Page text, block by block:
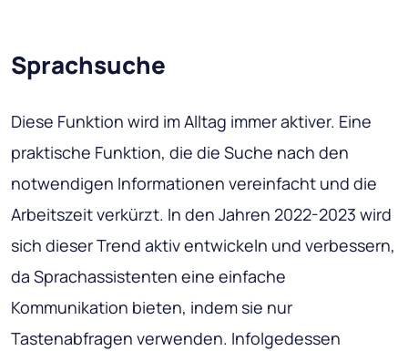
Sprachsuche
Diese Funktion wird im Alltag immer aktiver. Eine
praktische Funktion, die die Suche nach den
notwendigen Informationen vereinfacht und die
Arbeitszeit verkürzt. In den Jahren 2022-2023 wird
sich dieser Trend aktiv entwickeln und verbessern,
da Sprachassistenten eine einfache
Kommunikation bieten, indem sie nur
Tastenabfragen verwenden. Infolgedessen